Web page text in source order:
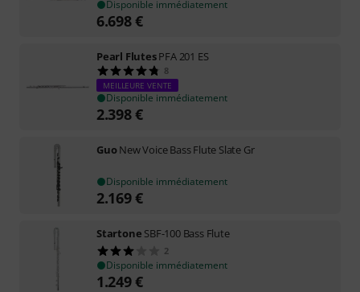
Disponible immédiatement
6.698€
Pearl FlutesPFA 201 ES
8
MEILLEURE VENTE
Disponible immédiatement
2.398€
GuoNew Voice Bass Flute Slate Gr
Disponible immédiatement
2.169€
Startone SBF-100 Bass Flute
2
Disponible immédiatement
1.249€